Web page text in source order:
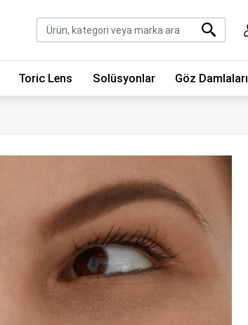
Toric Lens Solüsyonlar Göz Damlaları